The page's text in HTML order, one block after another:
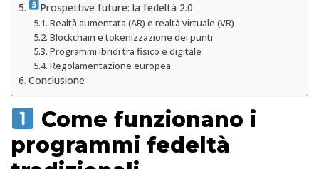
Prospettive future: la fedeltà 2.0
Realtà aumentata (AR) e realtà virtuale (VR)
Blockchain e tokenizzazione dei punti
Programmi ibridi tra fisico e digitale
Regolamentazione europea
Conclusione
Come funzionano i
programmi fedeltà